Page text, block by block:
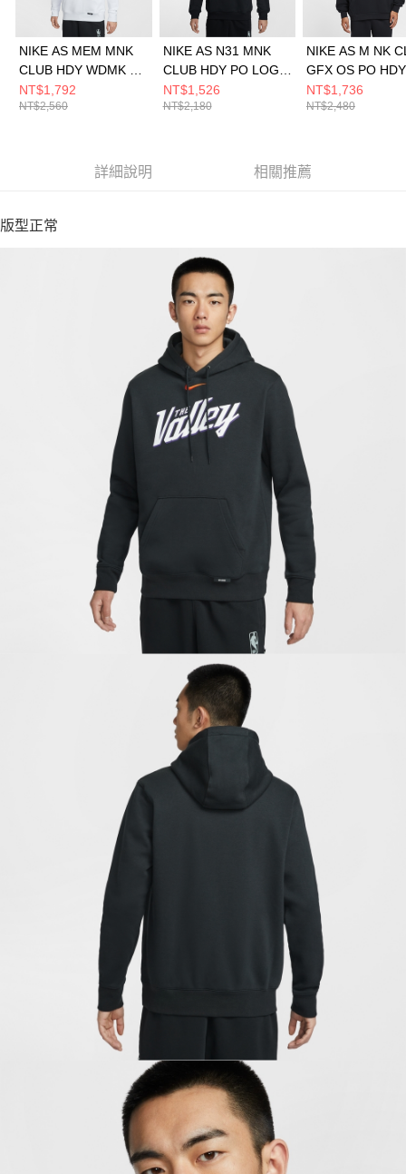
NIKE AS MEM MNK
CLUB HDY WDMK CE
男 連帽上衣
HQ5545100
NT$1,792
NT$2,560
NIKE AS N31 MNK
CLUB HDY PO LOGO
男 連帽上衣
HM5896010
NT$1,526
NT$2,180
NIKE AS M NK
GFX OS PO HDY
GCE 男 連帽上衣
IO2452010
NT$1,736
NT$2,480
詳細說明 相關推薦
版型正常